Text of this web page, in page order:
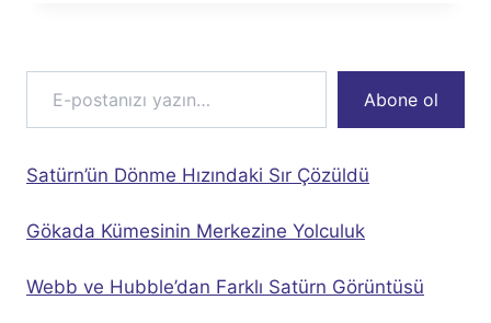
E-postanızı yazın…
Abone ol
Satürn’ün Dönme Hızındaki Sır Çözüldü
Gökada Kümesinin Merkezine Yolculuk
Webb ve Hubble’dan Farklı Satürn Görüntüsü